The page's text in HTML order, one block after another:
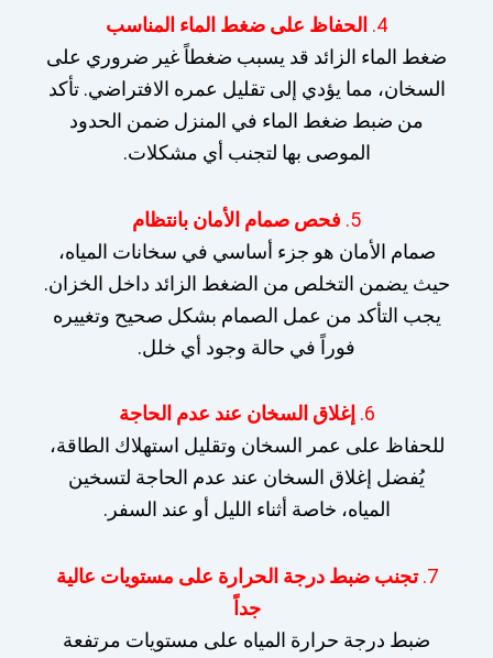
4.
الحفاظ على ضغط الماء المناسب
ضغط الماء الزائد قد يسبب ضغطاً غير ضروري على
السخان، مما يؤدي إلى تقليل عمره الافتراضي. تأكد
من ضبط ضغط الماء في المنزل ضمن الحدود
الموصى بها لتجنب أي مشكلات.
5. فحص صمام الأمان بانتظام
صمام الأمان هو جزء أساسي في سخانات المياه،
حيث يضمن التخلص من الضغط الزائد داخل الخزان.
يجب التأكد من عمل الصمام بشكل صحيح وتغييره
فوراً في حالة وجود أي خلل.
6.
إغلاق السخان عند عدم الحاجة
للحفاظ على عمر السخان وتقليل استهلاك الطاقة،
يُفضل إغلاق السخان عند عدم الحاجة لتسخين
المياه، خاصة أثناء الليل أو عند السفر.
7. تجنب ضبط درجة الحرارة على مستويات عالية
جداً
ضبط درجة حرارة المياه على مستويات مرتفعة